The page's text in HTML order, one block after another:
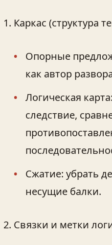
Каркас (структура
Опорные
как автор
Логическая
следствие,
Сжатие: убрать
несущие балки.
Связки и метки